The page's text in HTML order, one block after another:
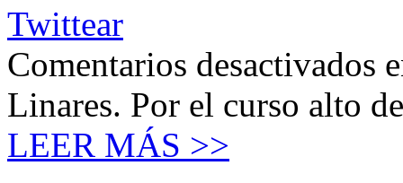
Twittear
Comentarios desactivados
Linares. Por el curso alto
LEER MÁS >>